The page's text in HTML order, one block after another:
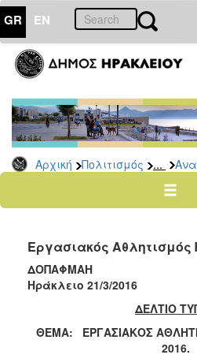
GR EN
Αρχική Πολιτισμός ...
ΠΟΛΙΤΙΣΜΟΣ
Ποδήλατα
ΤΟΠΟΣ
ΔΗΜΟΣ
ΑΝΘΕΚΤΙΚΗ
Εργασιακός Αθλητισμός
Ηράκλειο 21/3/2016
ΔΕΛΤΙΟ
ΘΕΜΑ: ΕΡΓΑΣΙΑΚΟΣ
2016.